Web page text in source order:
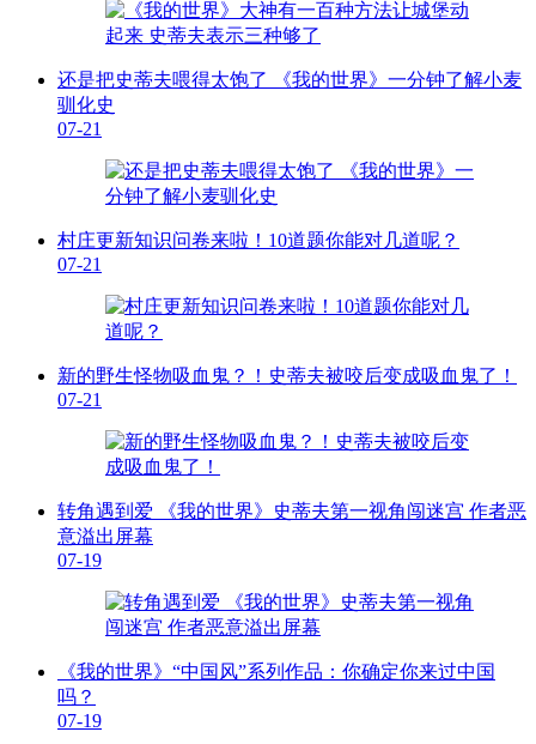
还是把史蒂夫喂得太饱了 《我的世界》一分钟了解小麦
驯化史
07-21
村庄更新知识问卷来啦！10道题你能对几道呢？
07-21
新的野生怪物吸血鬼？！史蒂夫被咬后变成吸血鬼了！
07-21
转角遇到爱 《我的世界》史蒂夫第一视角闯迷宫 作者恶
意溢出屏幕
07-19
《我的世界》“中国风”系列作品：你确定你来过中国
吗？
07-19